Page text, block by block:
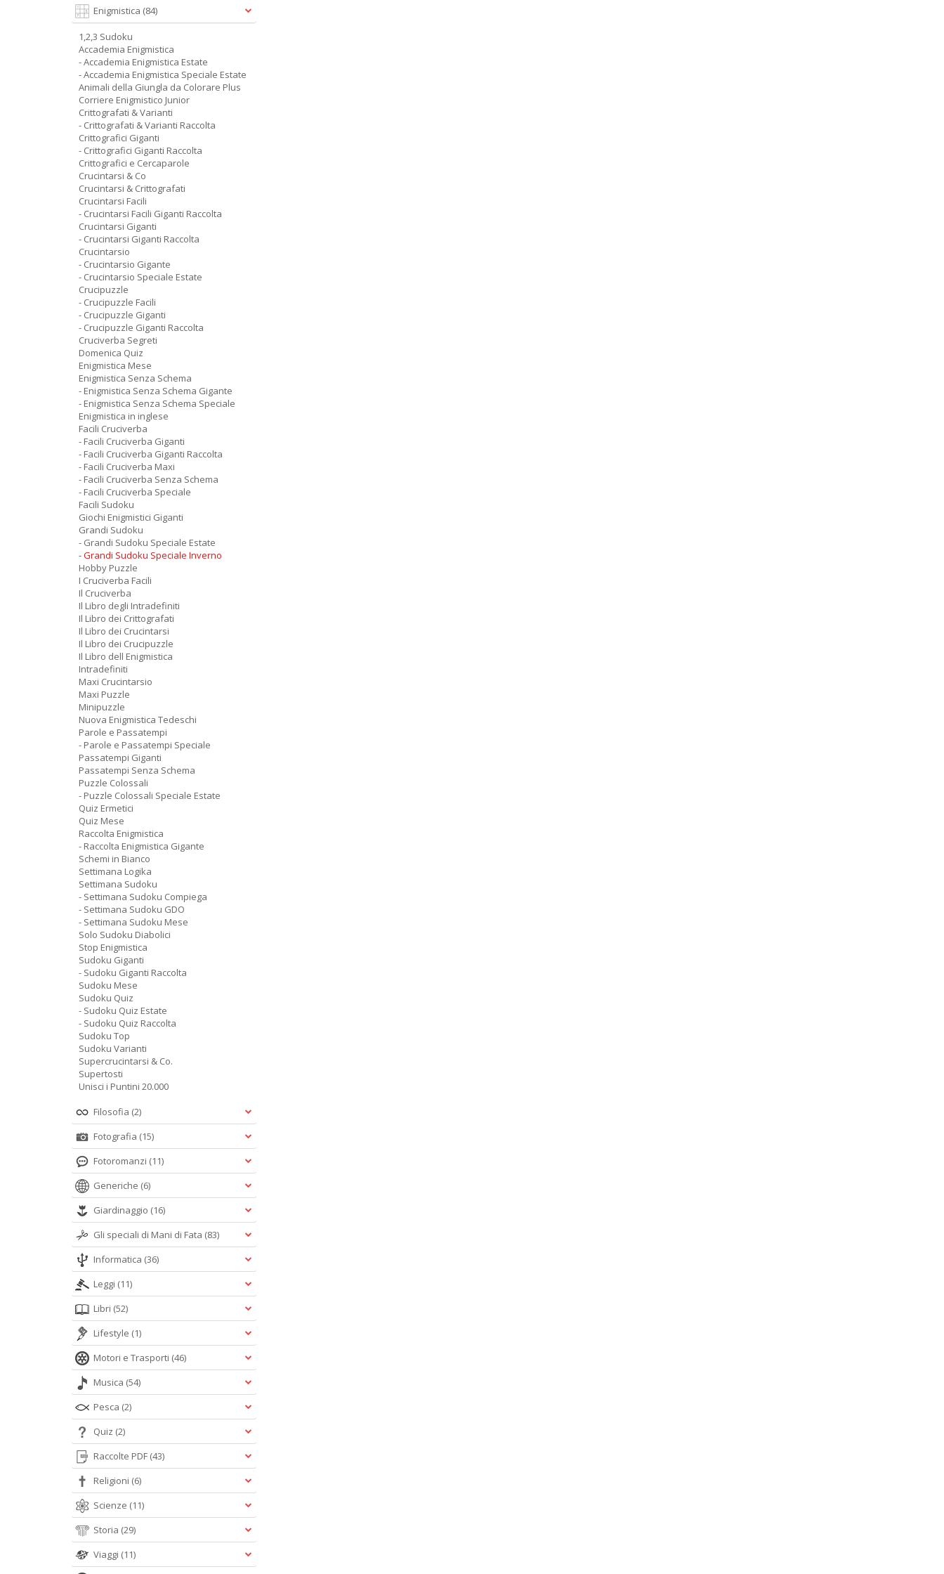
Enigmistica (84)
1,2,3 Sudoku
Accademia Enigmistica
- Accademia Enigmistica Estate
- Accademia Enigmistica Speciale Estate
Animali della Giungla da Colorare Plus
Corriere Enigmistico Junior
Crittografati & Varianti
- Crittografati & Varianti Raccolta
Crittografici Giganti
- Crittografici Giganti Raccolta
Crittografici e Cercaparole
Crucintarsi & Co
Crucintarsi & Crittografati
Crucintarsi Facili
- Crucintarsi Facili Giganti Raccolta
Crucintarsi Giganti
- Crucintarsi Giganti Raccolta
Crucintarsio
- Crucintarsio Gigante
- Crucintarsio Speciale Estate
Crucipuzzle
- Crucipuzzle Facili
- Crucipuzzle Giganti
- Crucipuzzle Giganti Raccolta
Cruciverba Segreti
Domenica Quiz
Enigmistica Mese
Enigmistica Senza Schema
- Enigmistica Senza Schema Gigante
- Enigmistica Senza Schema Speciale
Enigmistica in inglese
Facili Cruciverba
- Facili Cruciverba Giganti
- Facili Cruciverba Giganti Raccolta
- Facili Cruciverba Maxi
- Facili Cruciverba Senza Schema
- Facili Cruciverba Speciale
Facili Sudoku
Giochi Enigmistici Giganti
Grandi Sudoku
- Grandi Sudoku Speciale Estate
- Grandi Sudoku Speciale Inverno
Hobby Puzzle
I Cruciverba Facili
Il Cruciverba
Il Libro degli Intradefiniti
Il Libro dei Crittografati
Il Libro dei Crucintarsi
Il Libro dei Crucipuzzle
Il Libro dell Enigmistica
Intradefiniti
Maxi Crucintarsio
Maxi Puzzle
Minipuzzle
Nuova Enigmistica Tedeschi
Parole e Passatempi
- Parole e Passatempi Speciale
Passatempi Giganti
Passatempi Senza Schema
Puzzle Colossali
- Puzzle Colossali Speciale Estate
Quiz Ermetici
Quiz Mese
Raccolta Enigmistica
- Raccolta Enigmistica Gigante
Schemi in Bianco
Settimana Logika
Settimana Sudoku
- Settimana Sudoku Compiega
- Settimana Sudoku GDO
- Settimana Sudoku Mese
Solo Sudoku Diabolici
Stop Enigmistica
Sudoku Giganti
- Sudoku Giganti Raccolta
Sudoku Mese
Sudoku Quiz
- Sudoku Quiz Estate
- Sudoku Quiz Raccolta
Sudoku Top
Sudoku Varianti
Supercrucintarsi & Co.
Supertosti
Unisci i Puntini 20.000
Filosofia (2)
Fotografia (15)
Fotoromanzi (11)
Generiche (6)
Giardinaggio (16)
Gli speciali di Mani di Fata (83)
Informatica (36)
Leggi (11)
Libri (52)
Lifestyle (1)
Motori e Trasporti (46)
Musica (54)
Pesca (2)
Quiz (2)
Raccolte PDF (43)
Religioni (6)
Scienze (11)
Storia (29)
Viaggi (11)